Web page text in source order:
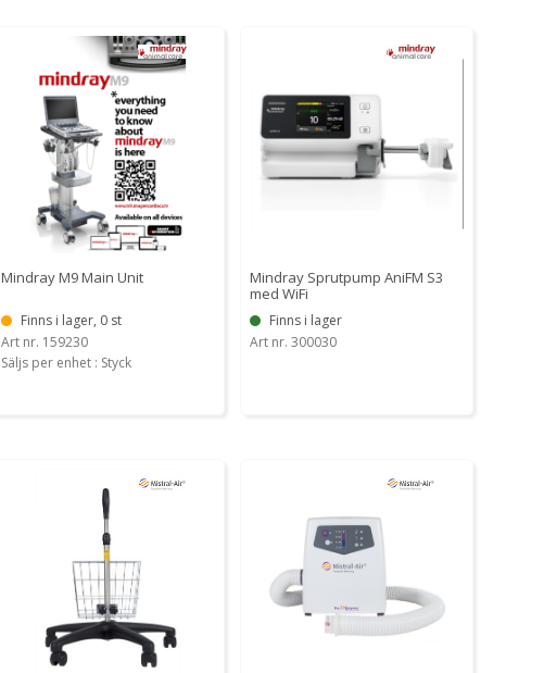
Mindray M9 Main Unit
Finns i lager, 0 st
Art nr. 159230
Säljs per enhet : Styck
Mindray Sprutpump AniFM S3
med WiFi
Finns i lager
Art nr. 300030